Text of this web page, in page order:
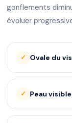
gonflements
évoluer
Ovale du
Peau